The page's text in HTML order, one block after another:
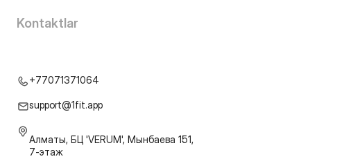
Kontaktlar
+77071371064
support@1fit.app
Алматы, БЦ 'VERUM', Мынбаева 151,
7-этаж